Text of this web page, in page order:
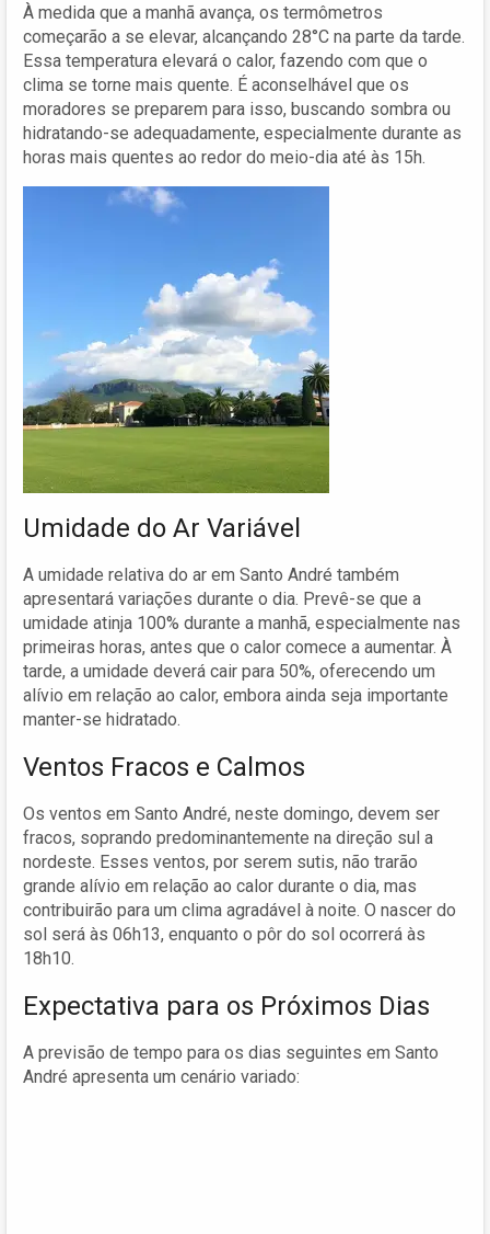
À medida que a manhã avança, os termômetros
começarão a se elevar, alcançando 28°C na parte da tarde.
Essa temperatura elevará o calor, fazendo com que o
clima se torne mais quente. É aconselhável que os
moradores se preparem para isso, buscando sombra ou
hidratando-se adequadamente, especialmente durante as
horas mais quentes ao redor do meio-dia até às 15h.
Umidade do Ar Variável
A umidade relativa do ar em Santo André também
apresentará variações durante o dia. Prevê-se que a
umidade atinja 100% durante a manhã, especialmente nas
primeiras horas, antes que o calor comece a aumentar. À
tarde, a umidade deverá cair para 50%, oferecendo um
alívio em relação ao calor, embora ainda seja importante
manter-se hidratado.
Ventos Fracos e Calmos
Os ventos em Santo André, neste domingo, devem ser
fracos, soprando predominantemente na direção sul a
nordeste. Esses ventos, por serem sutis, não trarão
grande alívio em relação ao calor durante o dia, mas
contribuirão para um clima agradável à noite. O nascer do
sol será às 06h13, enquanto o pôr do sol ocorrerá às
18h10.
Expectativa para os Próximos Dias
A previsão de tempo para os dias seguintes em Santo
André apresenta um cenário variado: